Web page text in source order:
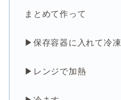
まとめて作って
▶保存容器に入れて冷凍
▶レンジで加熱